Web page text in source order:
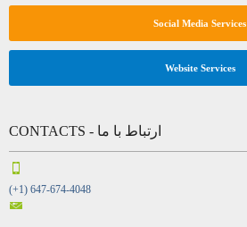
Social Media Services
Website Services
CONTACTS - ارتباط با ما
(+1) 647-674-4048